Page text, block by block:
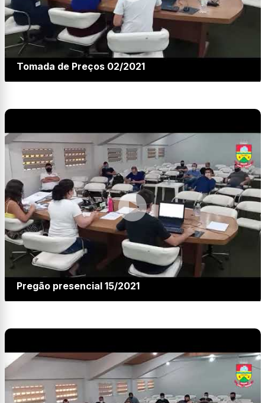
Tomada de Preços 02/2021
Pregão presencial 15/2021